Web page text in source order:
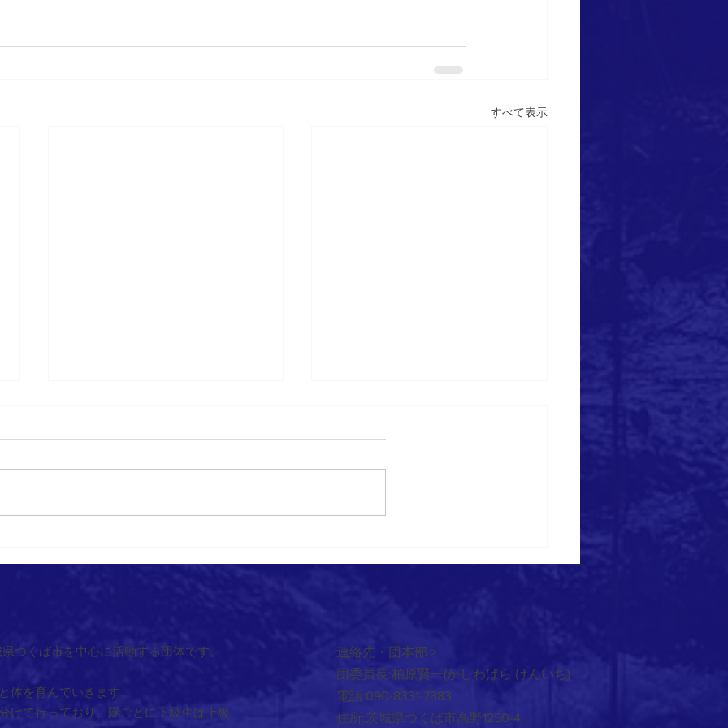
すべて表示
そび
つくば市を中心に活動する団体です。
体を育んでいきます。
けて行っており、隊ごとに下級生は上級
連絡先・団本部 >
団委員長:柏原賢一(かしわばら けんいち)
電話:090-8331-7883
住所:茨城県つくば市高野1250-4